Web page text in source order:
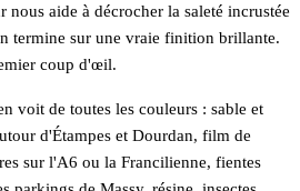
nous aide à décrocher la saleté incrustée
termine sur une vraie finition brillante.
coup d'œil.
voit de toutes les couleurs : sable et
d'Étampes et Dourdan, film de
sur l'A6 ou la Francilienne, fientes